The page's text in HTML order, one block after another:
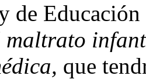
de
que